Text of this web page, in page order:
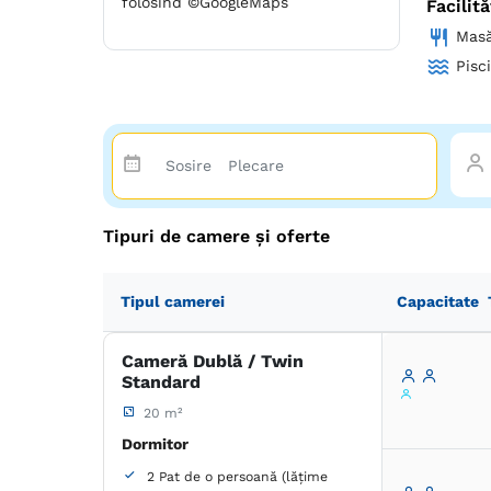
mese
pe
chip!
Tot
zile si
calatorii
pentru
cu
Tipuri de camere și oferte
Tipul camerei Capacitate
Cameră Dublă / Twin
Standard
20 m²
Dormitor
2 Pat de o persoană (lățime